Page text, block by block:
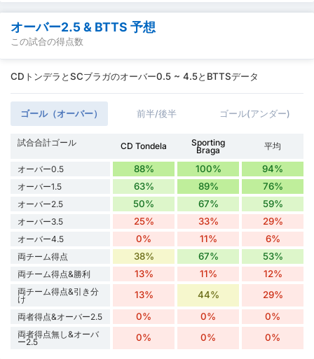
オーバー2.5 & BTTS 予想
この試合の得点数
CDトンデラとSCブラガのオーバー0.5 ~ 4.5とBTTSデータ
ゴール（オーバー） 前半/後半 ゴール(アンダー)
試合合計ゴール CD Tondela Sporting
Braga 平均
オーバー0.5 88% 100% 94%
オーバー1.5 63% 89% 76%
オーバー2.5 50% 67% 59%
オーバー3.5 25% 33% 29%
オーバー4.5 0% 11% 6%
両チーム得点 38% 67% 53%
両チーム得点&勝利 13% 11% 12%
両チーム得点&引き分
け 13% 44% 29%
両者得点&オーバー2.5 0% 0% 0%
両者得点無し&オーバ
ー2.5 0% 0% 0%